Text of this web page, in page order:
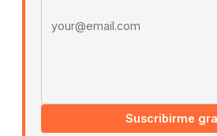
Suscribirme